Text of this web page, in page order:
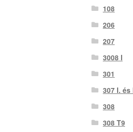
108
206
207
3008 I
301
307 I. és
308
308 T9